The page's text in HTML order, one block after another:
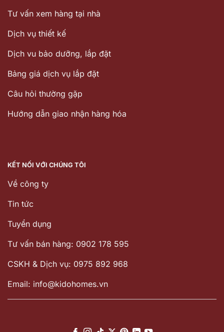
Tư vấn xem hàng tại nhà
Dịch vụ thiết kế
Dịch vu bảo dưỡng, lắp đặt
Bảng giá dịch vụ lắp đặt
Câu hỏi thường gặp
Hướng dẫn giao nhận hàng hóa
KẾT NỐI VỚI CHÚNG TÔI
Về công ty
Tin tức
Tuyển dụng
Tư vấn bán hàng: 0902 178 595
CSKH & Dịch vụ: 0975 892 968
Email: info@kidohomes.vn